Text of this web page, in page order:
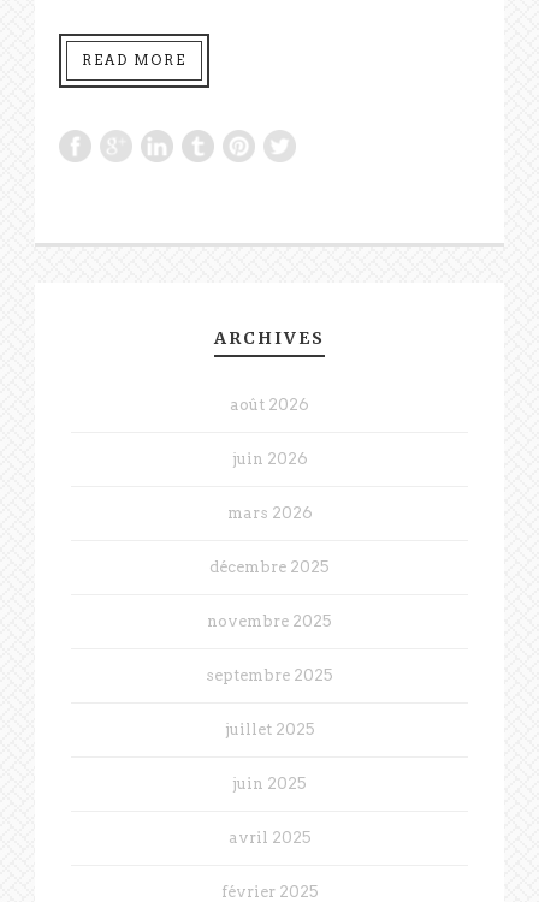
READ MORE
ARCHIVES
août 2026
juin 2026
mars 2026
décembre 2025
novembre 2025
septembre 2025
juillet 2025
juin 2025
avril 2025
février 2025